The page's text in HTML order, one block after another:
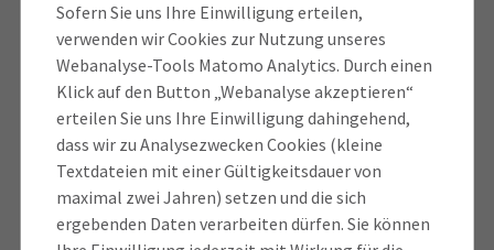
Sofern Sie uns Ihre Einwilligung erteilen,
verwenden wir Cookies zur Nutzung unseres
Webanalyse-Tools Matomo Analytics. Durch einen
Klick auf den Button „Webanalyse akzeptieren“
erteilen Sie uns Ihre Einwilligung dahingehend,
dass wir zu Analysezwecken Cookies (kleine
Textdateien mit einer Gültigkeitsdauer von
maximal zwei Jahren) setzen und die sich
ergebenden Daten verarbeiten dürfen. Sie können
Ausbildungsbetrieb und in der Berufsschule
absolviert. Sie endet nach drei Jahren mit der
Abschlussprüfungan der IHK für München und
Oberbayern.
Als Ausbildungsbetriebe kommen unter anderem
Tourismus- und Freizeitorganisationen,
Tourismusstellen, Freizeitbäder, Freizeit- und